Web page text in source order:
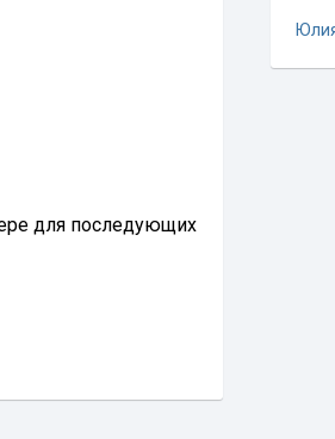
для последующих